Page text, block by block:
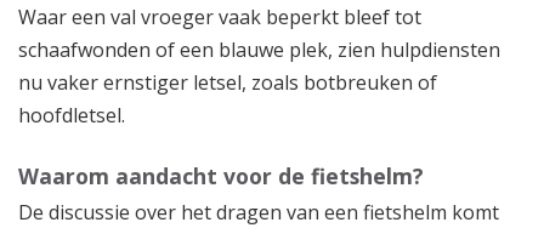
Waar een val vroeger vaak beperkt bleef tot
schaafwonden of een blauwe plek, zien hulpdiensten
nu vaker ernstiger letsel, zoals botbreuken of
hoofdletsel.
Waarom aandacht voor de fietshelm?
De discussie over het dragen van een fietshelm komt